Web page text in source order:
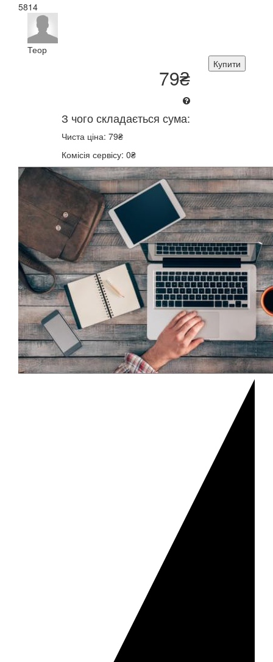
5814
Теор
Купити
79₴
З чого складається сума:
Чиста ціна: 79₴
Комісія сервісу: 0₴